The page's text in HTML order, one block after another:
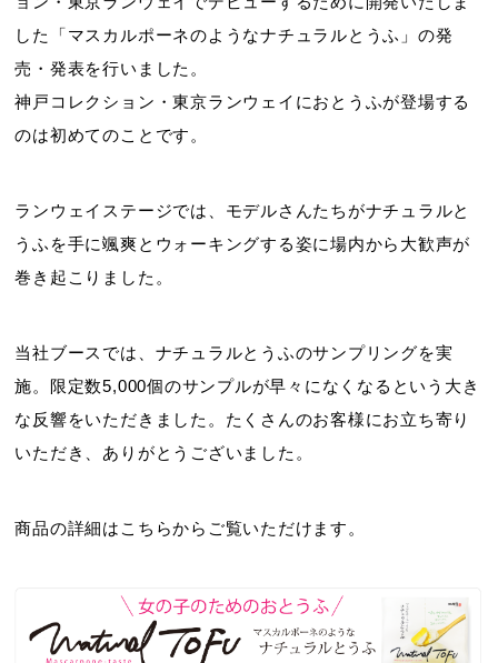
した「マスカルポーネのようなナチュラルとうふ」の発
売・発表を行いました。
神戸コレクション・東京ランウェイにおとうふが登場する
のは初めてのことです。
ランウェイステージでは、モデルさんたちがナチュラルと
うふを手に颯爽とウォーキングする姿に場内から大歓声が
巻き起こりました。
当社ブースでは、ナチュラルとうふのサンプリングを実
施。限定数5,000個のサンプルが早々になくなるという大き
な反響をいただきました。たくさんのお客様にお立ち寄り
いただき、ありがとうございました。
商品の詳細はこちらからご覧いただけます。